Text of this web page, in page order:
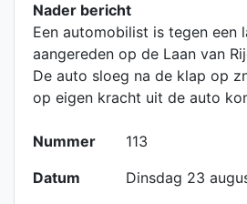
Nader bericht
Een automobilist is tegen een
aangereden op de Laan van
De auto sloeg na de klap op
op eigen kracht uit de auto
Nummer
113
Datum
Dinsdag 23